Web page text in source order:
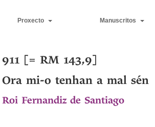
Proxecto Manuscritos
911 [= RM 143,9]
Ora mi-o tenhan a mal sén
Roi Fernandiz de Santiago